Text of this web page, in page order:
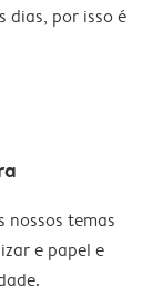
dias, por isso é
nossos temas
e papel e